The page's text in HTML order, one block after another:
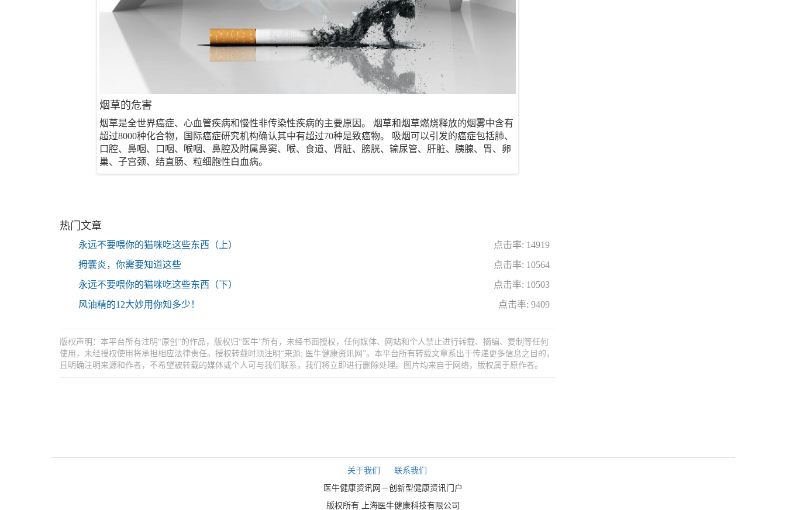
烟草的危害
烟草是全世界癌症、心血管疾病和慢性非传染性疾病的主要原因。 烟草和烟草燃烧释放的烟雾中含有
超过8000种化合物，国际癌症研究机构确认其中有超过70种是致癌物。 吸烟可以引发的癌症包括肺、
口腔、鼻咽、口咽、喉咽、鼻腔及附属鼻窦、喉、食道、肾脏、膀胱、输尿管、肝脏、胰腺、胃、卵
巢、子宫颈、结直肠、粒细胞性白血病。
热门文章
永远不要喂你的猫咪吃这些东西（上）
点击率: 14919
拇囊炎，你需要知道这些
点击率: 10564
永远不要喂你的猫咪吃这些东西（下）
点击率: 10503
风油精的12大妙用你知多少！
点击率: 9409
版权声明：本平台所有注明“原创”的作品，版权归“医牛”所有，未经书面授权，任何媒体、网站和个人禁止进行转载、摘编、复制等任何
使用，未经授权使用将承担相应法律责任。授权转载时须注明“来源; 医牛健康资讯网”。本平台所有转载文章系出于传递更多信息之目的，
且明确注明来源和作者，不希望被转载的媒体或个人可与我们联系，我们将立即进行删除处理。图片均来自于网络，版权属于原作者。
关于我们
联系我们
医牛健康资讯网－创新型健康资讯门户
版权所有 上海医牛健康科技有限公司